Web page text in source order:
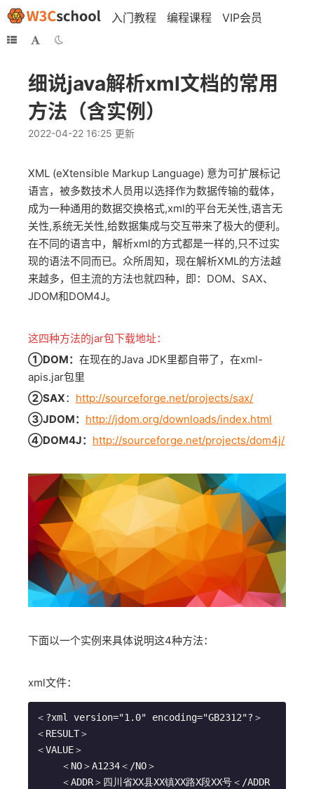
入门教程 编程课程 VIP会员
细说java解析xml文档的常用
方法（含实例）
2022-04-22 16:25 更新
XML (eXtensible Markup Language) 意为可扩展标记
语言，被多数技术人员用以选择作为数据传输的载体，
成为一种通用的数据交换格式,xml的平台无关性,语言无
关性,系统无关性,给数据集成与交互带来了极大的便利。
在不同的语言中，解析xml的方式都是一样的,只不过实
现的语法不同而已。众所周知，现在解析XML的方法越
来越多，但主流的方法也就四种，即：DOM、SAX、
JDOM和DOM4J。
这四种方法的jar包下载地址：
①DOM： 在现在的Java JDK里都自带了，在xml-
apis.jar包里
②SAX： http://sourceforge.net/projects/sax/
③JDOM： http://jdom.org/downloads/index.html
④DOM4J： http://sourceforge.net/projects/dom4j/
下面以一个实例来具体说明这4种方法：
xml文件：
＜?xml version="1.0" encoding="GB2312"?＞
＜RESULT＞
＜VALUE＞
＜NO＞A1234＜/NO＞
＜ADDR＞四川省XX县XX镇XX路X段XX号＜/ADDR